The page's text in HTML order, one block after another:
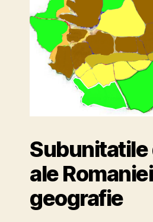
Subunitatile
ale
geografie